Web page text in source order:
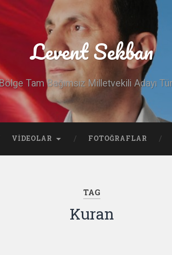
Levent Sekban
Tam Bağımsız Milletvekili Adayı
VIDEOLAR FOTOĞRAFLAR
TAG
Kuran